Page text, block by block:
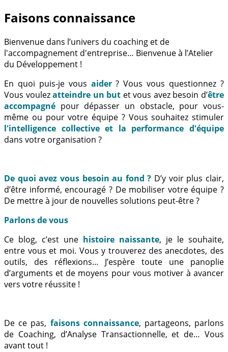
Faisons connaissance
Bienvenue dans l’univers du coaching et de
l'accompagnement d'entreprise… Bienvenue à l’Atelier
du Développement !
En quoi puis-je vous aider? Vous vous questionnez ?
Vous voulezatteindre un but et vous avez besoin d’être
accompagné pour dépasser un obstacle, pour vous-
même ou pour votre équipe ? Vous souhaitez stimuler
l'intelligence collective et la performance d'équipe
dans votre organisation ?
De quoi avez vous besoin au fond ? D’y voir plus clair,
d’être informé, encouragé ? De mobiliser votre équipe ?
De mettre à jour de nouvelles solutions peut-être ?
Parlons de vous
Ce blog, c’est une histoire naissante, je le souhaite,
entre vous et moi. Vous y trouverez des anecdotes, des
outils, des réflexions… J’espère toute une panoplie
d’arguments et de moyens pour vous motiver à avancer
vers votre réussite !
De ce pas, faisons connaissance, partageons, parlons
de Coaching, d’Analyse Transactionnelle, et de… Vous
avant tout !